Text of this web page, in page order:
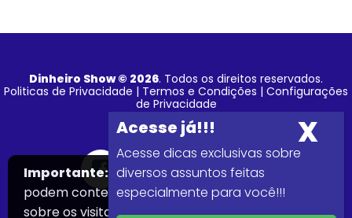
Importante: Este site faz uso de cookies que
podem conter informações de rastreamento
sobre os visitantes.
Aceitar
Acesse dicas exclusivas sobre
diversos assuntos feitas
especialmente para você!!!
Dinheiro Show © 2026. Todos os direitos reservados.
Politicas de Privacidade | Termos e Condições | Configurações
de Privacidade